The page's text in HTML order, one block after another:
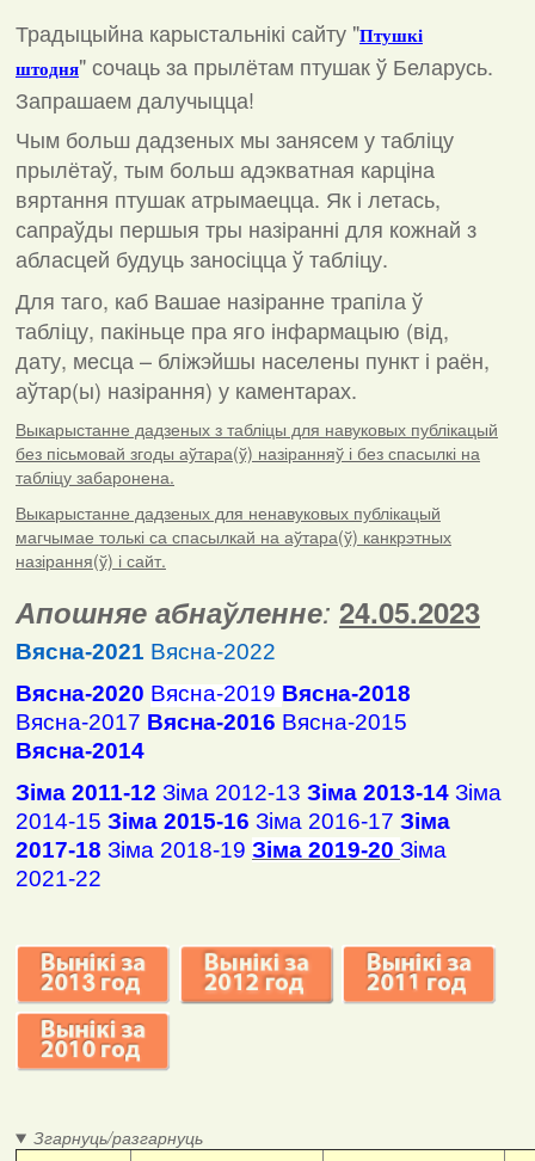
Традыцыйна карыстальнікі сайту "Птушкі
штодня"сочаць за прылётам птушак ў Беларусь.
Запрашаем далучыцца!
Чым больш дадзеных мы занясем у табліцу
прылётаў, тым больш адэкватная карціна
вяртання птушак атрымаецца. Як і летась,
сапраўды першыя тры назіранні для кожнай з
абласцей будуць заносіцца ў табліцу.
Для таго, каб Вашае назіранне трапіла ў
табліцу, пакіньце пра яго інфармацыю (від,
дату, месца – бліжэйшы населены пункт і раён,
аўтар(ы) назірання) у каментарах.
Выкарыстанне дадзеных з табліцы для навуковых публікацый
без пісьмовай згоды аўтара(ў) назіранняў і без спасылкі на
табліцу забаронена.
Выкарыстанне дадзеных для ненавуковых публікацый
магчымае толькі са спасылкай на аўтара(ў) канкрэтных
назірання(ў) і сайт.
Апошняе абнаўленне: 24.05.2023
Вясна-2021 Вясна-2022
Вясна-2020 Вясна-2019 Вясна-2018
Вясна-2017 Вясна-2016 Вясна-2015
Вясна-2014
Зіма 2011-12 Зіма 2012-13 Зіма 2013-14 Зіма
2014-15 Зіма 2015-16 Зіма 2016-17 Зіма
2017-18 Зіма 2018-19 Зіма 2019-20 Зіма
2021-22
Згарнуць/разгарнуць